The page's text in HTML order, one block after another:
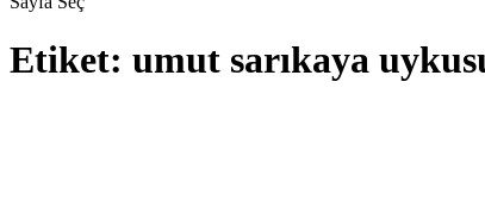
Etiket: umut sarıkaya